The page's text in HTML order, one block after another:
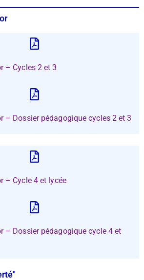
– Cycles 2 et 3
– Dossier pédagogique cycles 2 et 3
– Cycle 4 et lycée
– Dossier pédagogique cycle 4 et